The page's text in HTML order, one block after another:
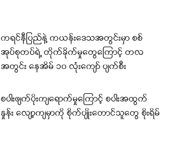
ကရင်နီပြည်နဲ့ ကယန်းဒေသအတွင်းမှာ စစ်
အုပ်စုတပ်ရဲ့ တိုက်ခိုက်မှုတွေကြောင့် တလ
အတွင်း နေအိမ် ၁၀ လုံးကျော် ပျက်စီး
စပါးဖျက်ပိုးကျရောက်မှုကြောင့် စပါးအထွက်
နှုန်း လျော့ကျမှာကို စိုက်ပျိုးတောင်သူတွေ စိုးရိမ်